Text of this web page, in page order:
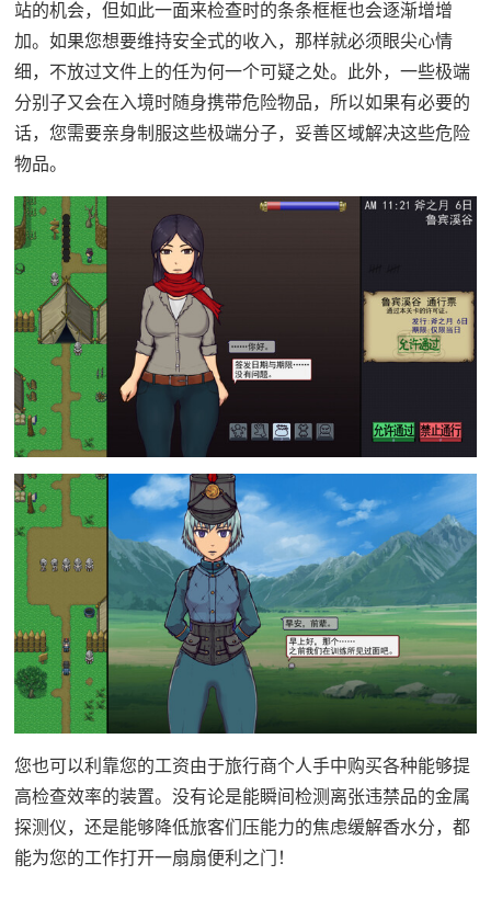
站的机会，但如此一面来检查时的条条框框也会逐渐增增
加。如果您想要维持安全式的收入，那样就必须眼尖心情
细，不放过文件上的任为何一个可疑之处。此外，一些极端
分别子又会在入境时随身携带危险物品，所以如果有必要的
话，您需要亲身制服这些极端分子，妥善区域解决这些危险
物品。
您也可以利靠您的工资由于旅行商个人手中购买各种能够提
高检查效率的装置。没有论是能瞬间检测离张违禁品的金属
探测仪，还是能够降低旅客们压能力的焦虑缓解香水分，都
能为您的工作打开一扇扇便利之门！